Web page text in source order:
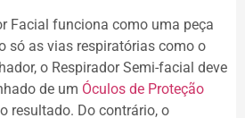
Facial funciona como uma peça
só as vias respiratórias como o
o Respirador Semi-facial deve
de um Óculos de Proteção
resultado. Do contrário, o